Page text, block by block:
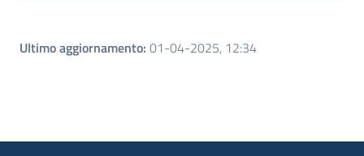
Ultimo aggiornamento: 01-04-2025, 12:34